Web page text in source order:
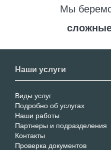
Мы
Наши услуги
Footer
menu
Виды услуг
Подробно об услугах
Наши работы
Партнеры и подразделения
Контакты
Проверка документов